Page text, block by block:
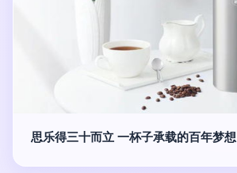
思乐得三十而立 一杯子承载的百年梦想